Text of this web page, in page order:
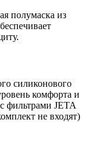
полумаска из
силиконового
комфорта и
фильтрами JETA
не входят)